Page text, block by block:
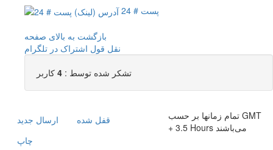
پست # 24
بازگشت به بالای صفحه
نقل قول اشتراک در تلگرام
تشکر شده توسط : 4 کاربر
ارسال جديد
قفل شده
چاپ
تمام زمانها بر حسب GMT
+ 3.5 Hours می‌باشند